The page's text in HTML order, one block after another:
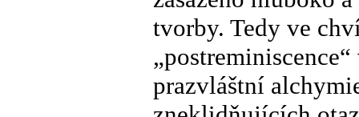
tvorby. Tedy ve
prazvláštní